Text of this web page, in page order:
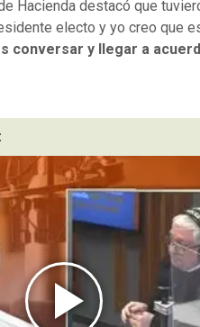
Hacienda destacó que
electo y yo creo que
conversar y llegar a